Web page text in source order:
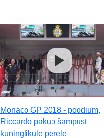
Monaco GP 2018 - poodium,
Riccardo pakub šampust
kuninglikule perele